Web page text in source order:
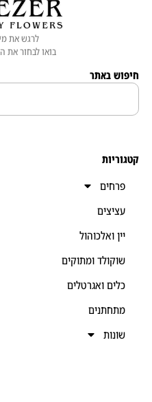
לרגש את מי
בואו לבחור את המתנה
באתר
ואלכוהול
ומתוקים
ואגרטלים
תקנון
צרו
עמק רפאים